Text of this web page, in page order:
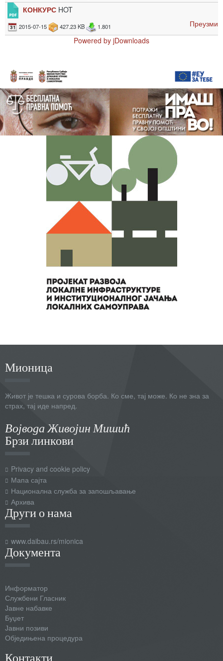
КОНКУРС HOT
2015-07-15 427.23 KB 1.801
Преузми
Powered by jDownloads
Мионица
Живот је тешка и сурова борба. Ко сме, тај може. Ко не зна за
страх, тај иде напред.
Војвода Живојин Мишић
Брзи линкови
Privacy and cookie policy
Мапа сајта
Национална служба за запошљавање
Архива
Други о нама
www.daibau.rs/mionica
Документа
Информатор
Службени Гласник
Јавне набавке
Буџет
Јавни позиви
Обједињена процедура
Контакти